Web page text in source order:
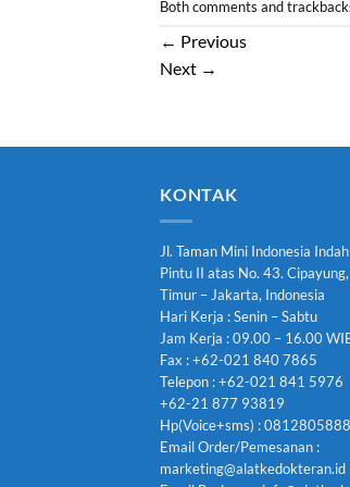
Both comments and
← Previous
Next →
KONTAK
Jl. Taman Mini Indonesia
Pintu II atas No. 43.
Timur – Jakarta, Indonesia
Hari Kerja : Senin – Sabtu
Jam Kerja : 09.00 – 16.00
Fax : +62-021 840 7865
Telepon : +62-021 841 5976
+62-21 877 93819
Hp(Voice+sms) :
Email Order/Pemesanan :
marketing@alatkedokteran.id